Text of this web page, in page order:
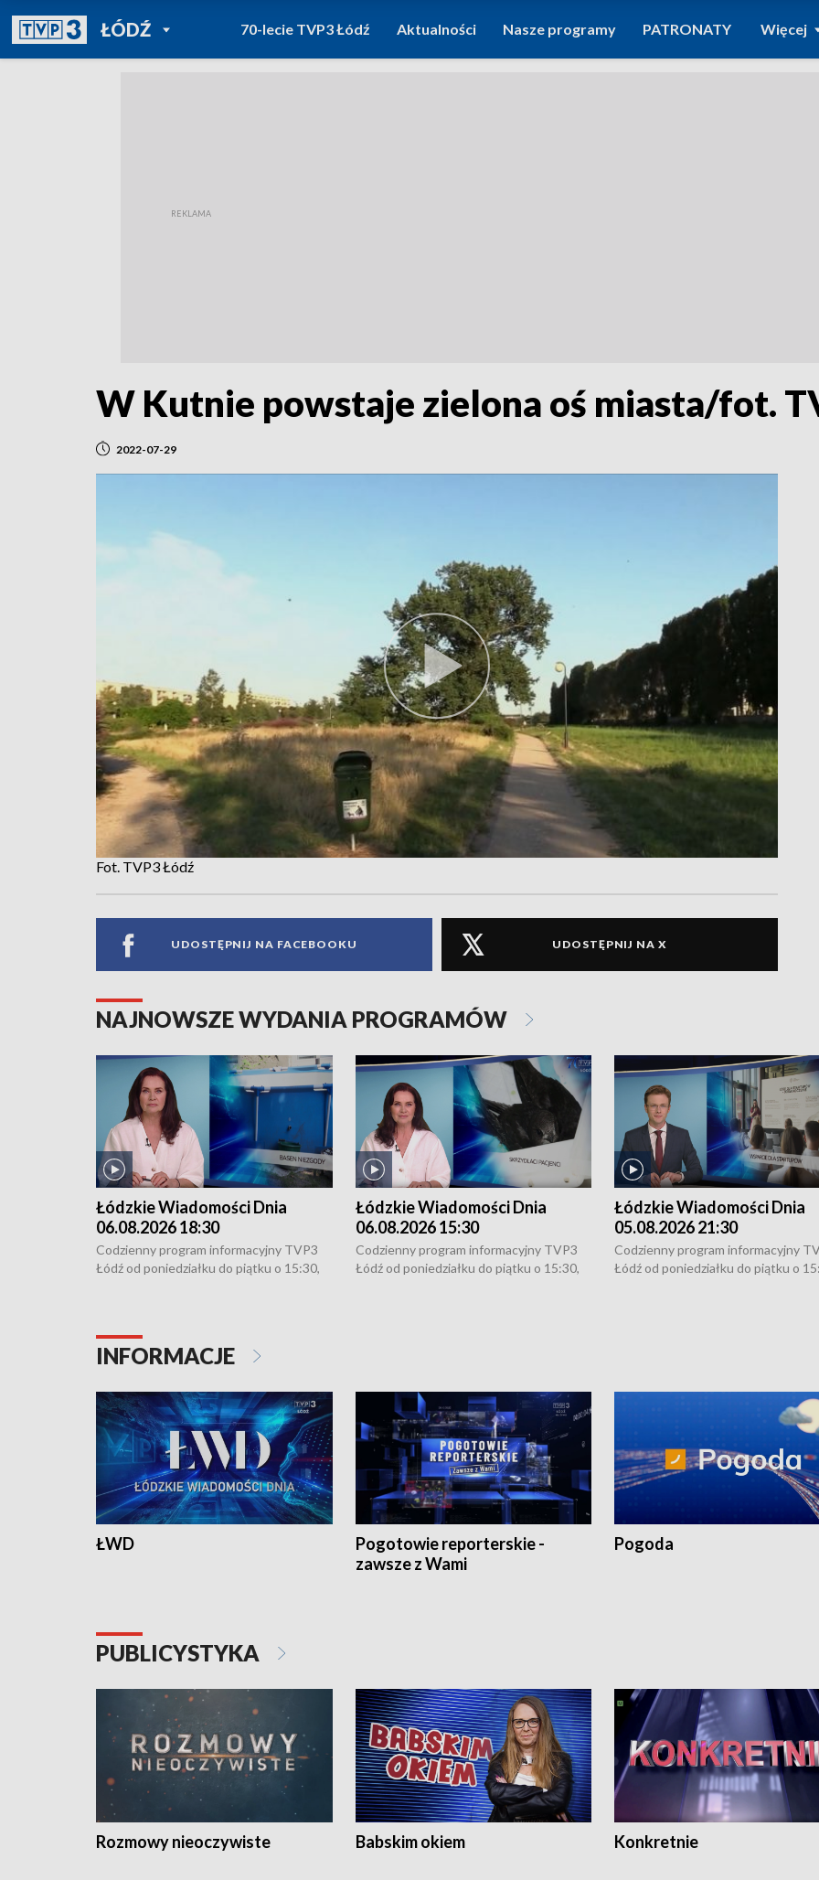
ŁÓDŹPOWRÓT DO
TVP REGIONY
70-lecie TVP3 Łódź Aktualności Nasze programy PATRONATY Więcej
W Kutnie powstaje zielona oś miasta/fot.
2022-07-29
Fot. TVP3 Łódź
UDOSTĘPNIJ NA FACEBOOKU UDOSTĘPNIJ NA X
NAJNOWSZE WYDANIA PROGRAMÓW
Łódzkie Wiadomości Dnia
06.08.2026 18:30
Codzienny program informacyjny TVP3
Łódź od poniedziałku do piątku o 15:30,
Łódzkie Wiadomości Dnia
06.08.2026 15:30
Codzienny program informacyjny TVP3
Łódź od poniedziałku do piątku o 15:30,
Łódzkie Wiadomości Dnia
05.08.2026 21:30
Codzienny program informacyjny
Łódź od poniedziałku do piątku o
INFORMACJE
ŁWD
Pogotowie reporterskie -
zawsze z Wami
Pogoda
PUBLICYSTYKA
Rozmowy nieoczywiste Babskim okiem Konkretnie